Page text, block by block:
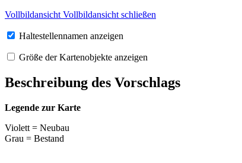
Vollbildansicht Vollbildansicht schließen
Haltestellennamen anzeigen
Größe der Kartenobjekte anzeigen
Beschreibung des Vorschlags
Legende zur Karte
Violett = Neubau
Grau = Bestand